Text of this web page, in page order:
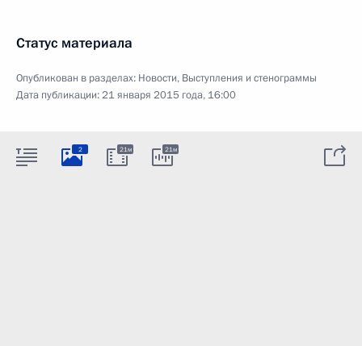
Статус материала
Опубликован в разделах: Новости, Выступления и стенограммы
Дата публикации:21 января 2015 года, 16:00
2 21м 21м